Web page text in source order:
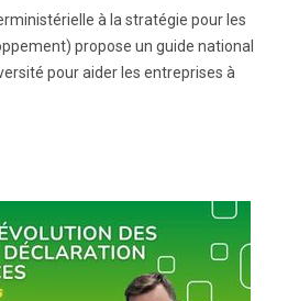
à la stratégie pour les
propose un guide national
pour aider les entreprises à